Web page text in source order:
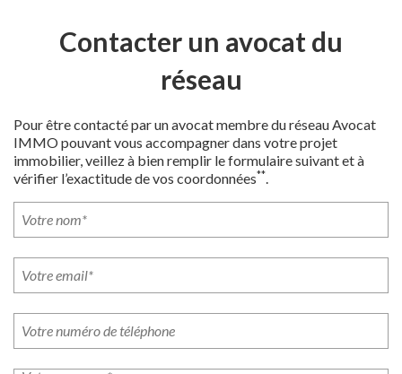
Contacter un avocat du
réseau
Pour être contacté par un avocat membre du réseau Avocat
IMMO pouvant vous accompagner dans votre projet
immobilier, veillez à bien remplir le formulaire suivant et à
vérifier l’exactitude de vos coordonnées**.